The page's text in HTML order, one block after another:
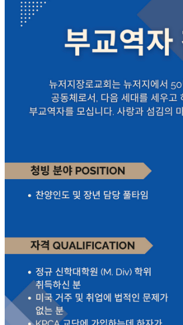
브
탑-